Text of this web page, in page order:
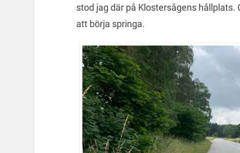
stod jag där på Klostersågens
att börja springa.